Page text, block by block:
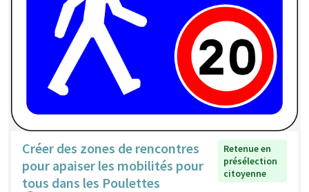
Créer des zones de rencontres
pour apaiser les mobilités pour
tous dans les Poulettes
Retenue en
présélection
citoyenne